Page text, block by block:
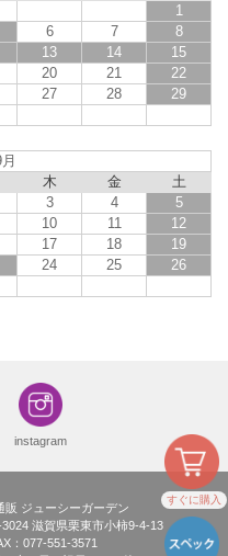
すぐに購入
1
6 7
8
13 14
15
20 21
22
27 28
29
木 金
土
3 4
5
10 11
12
17 18
19
24 25
26
instagram
販 ジューシーガーデン
滋賀県栗東市小柿9-4-13
：077-551-3571